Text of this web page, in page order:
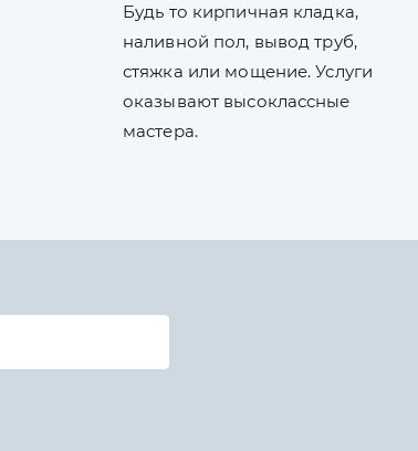
Будь то кирпичная кладка,
наливной пол, вывод труб,
стяжка или мощение. Услуги
оказывают высоклассные
мастера.